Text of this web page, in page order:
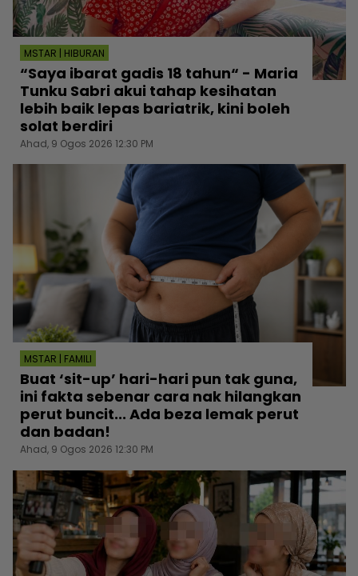
MSTAR | HIBURAN
“Saya ibarat gadis 18 tahun“ - Maria
Tunku Sabri akui tahap kesihatan
lebih baik lepas bariatrik, kini boleh
solat berdiri
Ahad, 9 Ogos 2026 12:30 PM
MSTAR | FAMILI
Buat ‘sit-up’ hari-hari pun tak guna,
ini fakta sebenar cara nak hilangkan
perut buncit... Ada beza lemak perut
dan badan!
Ahad, 9 Ogos 2026 12:30 PM